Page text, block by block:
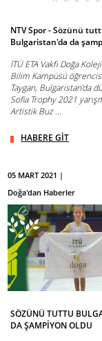
NTV Spor - Sözünü
Bulgaristan'da da
İTÜ ETA Vakfı Doğa
Bilim Kampüsü
Taygan, Bulgaristan’da
Sofia Trophy 2021
Artistik Buz ...
HABERE GİT
05 MART 2021 |
Doğa'dan Haberler
SÖZÜNÜ TUTTU
DA ŞAMPİYON OLDU